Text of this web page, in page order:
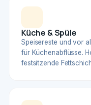
Küche & Spüle
Speisereste und vor
für Küchenabflüsse.
festsitzende